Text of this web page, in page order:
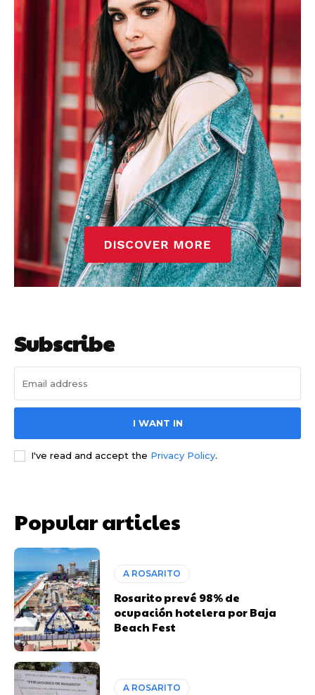
Subscribe
I WANT IN
I've read and accept the Privacy Policy.
Popular articles
A ROSARITO
Rosarito prevé 98% de
ocupación hotelera por Baja
Beach Fest
A ROSARITO